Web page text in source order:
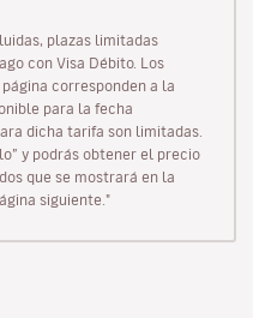
plazas limitadas
con Visa Débito. Los
corresponden a la
para la fecha
dicha tarifa son limitadas.
y podrás obtener el precio
que se mostrará en la
siguiente."